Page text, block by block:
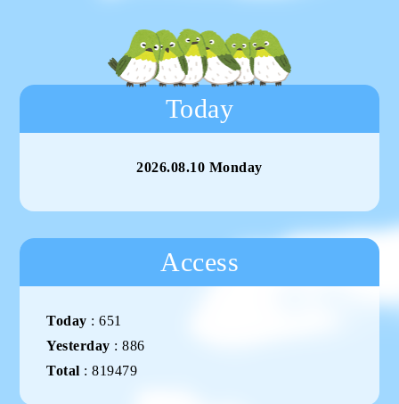
Today
2026.08.10 Monday
Access
Today :651
Yesterday :886
Total :819479